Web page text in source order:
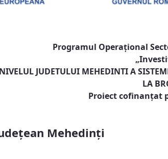
Programul Operaţional
JUDETULUI MEHEDINTI A
LA
Proiect cofinanţat
Mehedinți